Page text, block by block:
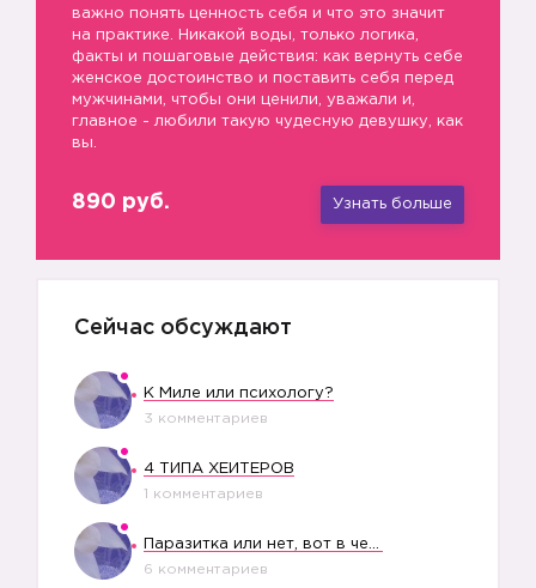
важно понять ценность себя и что это значит
на практике. Никакой воды, только логика,
факты и пошаговые действия: как вернуть себе
женское достоинство и поставить себя перед
мужчинами, чтобы они ценили, уважали и,
главное - любили такую чудесную девушку, как
вы.
890 руб. Узнать больше
Сейчас обсуждают
К Миле или психологу?
3 комментариев
4 ТИПА ХЕЙТЕРОВ
1 комментариев
6 комментариев